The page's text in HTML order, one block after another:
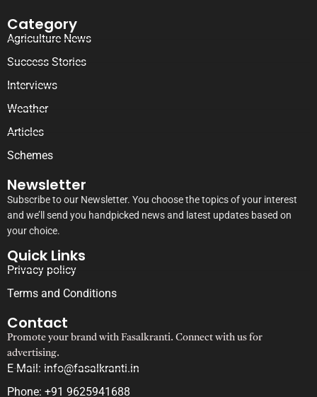
Category
Agriculture News
Success Stories
Interviews
Weather
Articles
Schemes
Newsletter
Subscribe to our Newsletter. You choose the topics of your interest
and we’ll send you handpicked news and latest updates based on
your choice.
Quick Links
Privacy policy
Terms and Conditions
Contact
Promote your brand with Fasalkranti. Connect with us for
advertising.
E-Mail: info@fasalkranti.in
Phone: +91 9625941688